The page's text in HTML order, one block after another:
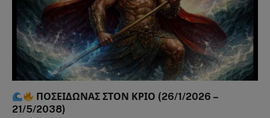
ΠΟΣΕΙΔΩΝΑΣ ΣΤΟΝ ΚΡΙΟ (26/1/2026 –
21/5/2038)